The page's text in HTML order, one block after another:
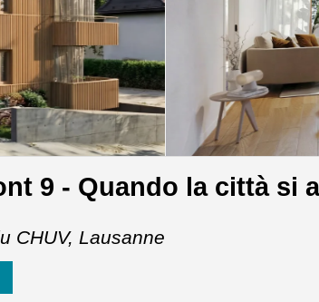
9 - Quando la città si
CHUV,Lausanne